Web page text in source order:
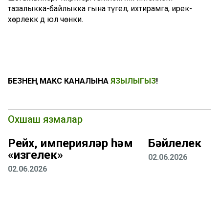
тазалыкка-байлыкка гына түгел, ихтирамга, ирек-
хөрлеккә дә юл чөнки.
БЕЗНЕҢ МАКС КАНАЛЫНА ЯЗЫЛЫГЫЗ!
Охшаш язмалар
Рейх, империяләр һәм
«изгелек»
02.06.2026
Бәйлелек
02.06.2026